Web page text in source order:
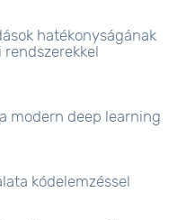
hatékonyságának
modern deep learning
kódelemzéssel